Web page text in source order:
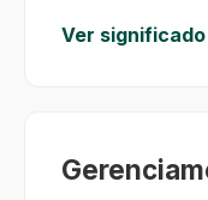
Ver significado